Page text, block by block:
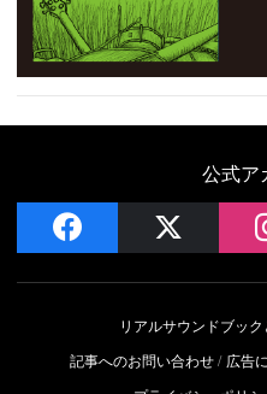
公式ア
facebook
リアルサウンドブック
記事へのお問い合わせ
広告